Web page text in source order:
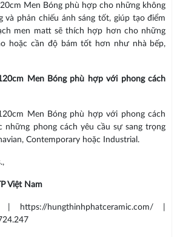
Men Bóng phù hợp cho những không
và phản chiếu ánh sáng tốt, giúp tạo điểm
men matt sẽ thích hợp hơn cho những
hoặc cần độ bám tốt hơn như nhà bếp,
Men Bóng phù hợp với phong cách
Men Bóng phù hợp với phong cách
những phong cách yêu cầu sự sang trọng
Contemporary hoặc Industrial.
Việt Nam
| https://hungthinhphatceramic.com/ |